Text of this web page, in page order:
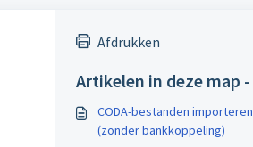
Afdrukken
Artikelen in deze map -
CODA-bestanden importeren
(zonder bankkoppeling)